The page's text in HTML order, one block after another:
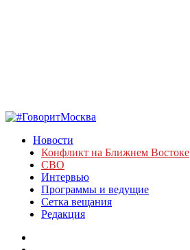
Новости
Конфликт на Ближнем Востоке
СВО
Интервью
Программы и ведущие
Сетка вещания
Редакция